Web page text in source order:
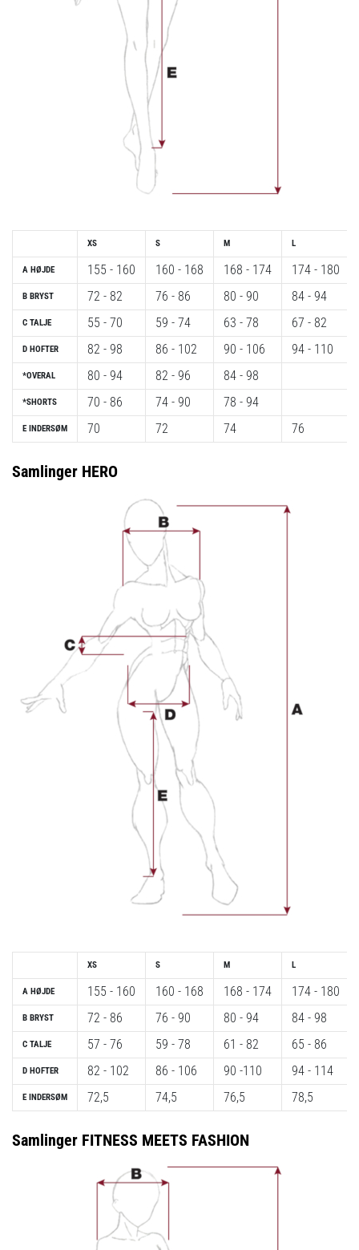
Play
More
Victories
Gør
dig
klar
til
kvindernes
EM
2025
med
trøjer
kamp,
A HØJDE
B BRYST
C TALJE
D HOFTER
*OVERAL
*SHORTS
E INDERSØM
XS
155 - 160
72 - 82
55 - 70
82 - 98
80 - 94
70 - 86
70
S
160 - 168
76 - 86
59 - 74
86 - 102
82 - 96
74 - 90
72
M
168 - 174
80 - 90
63 - 78
90 - 106
84 - 98
78 - 94
74
L
174 - 180
84 - 94
67 - 82
94 - 110
76
Samlinger HERO
A HØJDE
B BRYST
C TALJE
D HOFTER
E INDERSØM
XS
155 - 160
72 - 86
57 - 76
82 - 102
72,5
S
160 - 168
76 - 90
59 - 78
86 - 106
74,5
M
168 - 174
80 - 94
61 - 82
90 -110
76,5
L
174 - 180
84 - 98
65 - 86
94 - 114
78,5
Samlinger FITNESS MEETS FASHION